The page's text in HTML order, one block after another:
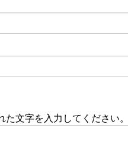
た文字を入力してください。